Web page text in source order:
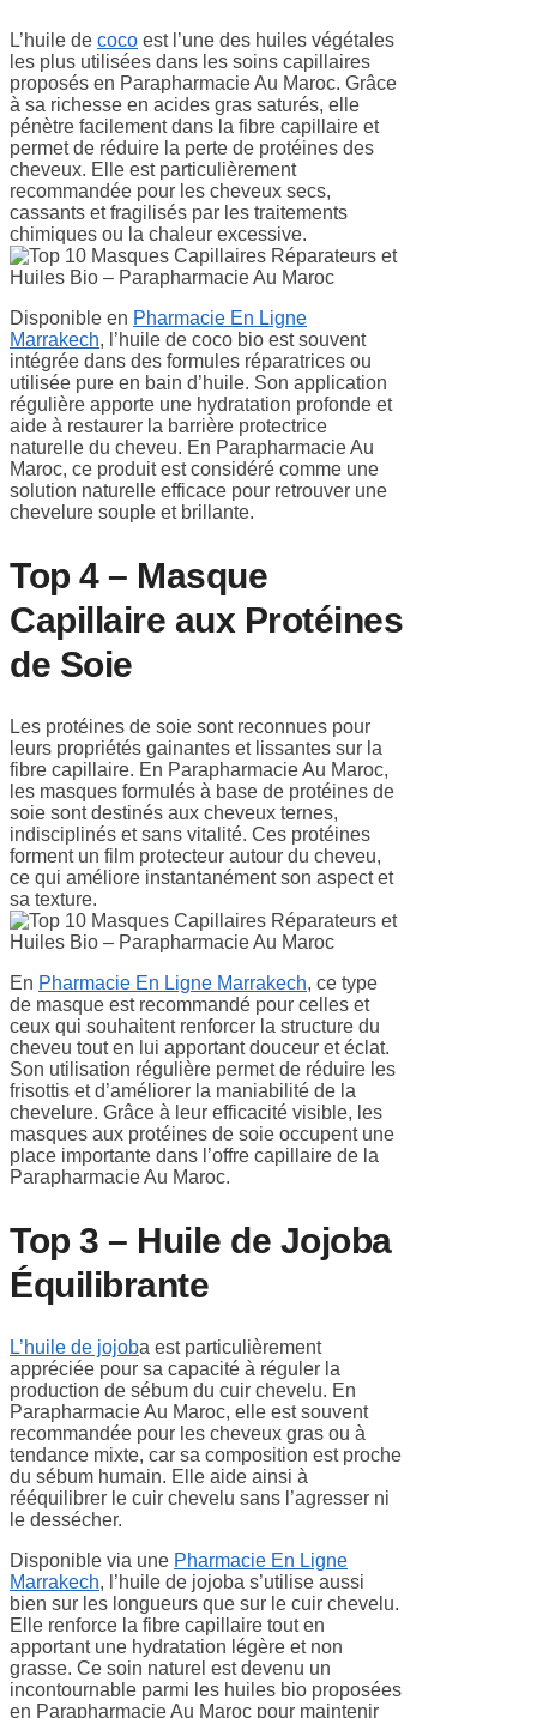
L’huile de coco est l’une des huiles végétales
les plus utilisées dans les soins capillaires
proposés en Parapharmacie Au Maroc. Grâce
à sa richesse en acides gras saturés, elle
pénètre facilement dans la fibre capillaire et
permet de réduire la perte de protéines des
cheveux. Elle est particulièrement
recommandée pour les cheveux secs,
cassants et fragilisés par les traitements
chimiques ou la chaleur excessive.
Disponible en Pharmacie En Ligne
Marrakech, l’huile de coco bio est souvent
intégrée dans des formules réparatrices ou
utilisée pure en bain d’huile. Son application
régulière apporte une hydratation profonde et
aide à restaurer la barrière protectrice
naturelle du cheveu. En Parapharmacie Au
Maroc, ce produit est considéré comme une
solution naturelle efficace pour retrouver une
chevelure souple et brillante.
Top 4 – Masque
Capillaire aux Protéines
de Soie
Les protéines de soie sont reconnues pour
leurs propriétés gainantes et lissantes sur la
fibre capillaire. En Parapharmacie Au Maroc,
les masques formulés à base de protéines de
soie sont destinés aux cheveux ternes,
indisciplinés et sans vitalité. Ces protéines
forment un film protecteur autour du cheveu,
ce qui améliore instantanément son aspect et
sa texture.
En Pharmacie En Ligne Marrakech, ce type
de masque est recommandé pour celles et
ceux qui souhaitent renforcer la structure du
cheveu tout en lui apportant douceur et éclat.
Son utilisation régulière permet de réduire les
frisottis et d’améliorer la maniabilité de la
chevelure. Grâce à leur efficacité visible, les
masques aux protéines de soie occupent une
place importante dans l’offre capillaire de la
Parapharmacie Au Maroc.
Top 3 – Huile de Jojoba
Équilibrante
L’huile de jojoba est particulièrement
appréciée pour sa capacité à réguler la
production de sébum du cuir chevelu. En
Parapharmacie Au Maroc, elle est souvent
recommandée pour les cheveux gras ou à
tendance mixte, car sa composition est proche
du sébum humain. Elle aide ainsi à
rééquilibrer le cuir chevelu sans l’agresser ni
le dessécher.
Disponible via une Pharmacie En Ligne
Marrakech, l’huile de jojoba s’utilise aussi
bien sur les longueurs que sur le cuir chevelu.
Elle renforce la fibre capillaire tout en
apportant une hydratation légère et non
grasse. Ce soin naturel est devenu un
incontournable parmi les huiles bio proposées
en Parapharmacie Au Maroc pour maintenir